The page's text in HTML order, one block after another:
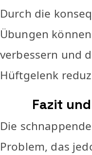
Durch die
Übungen
verbessern und
Hüftgelenk
Fazit
Die
Problem, das